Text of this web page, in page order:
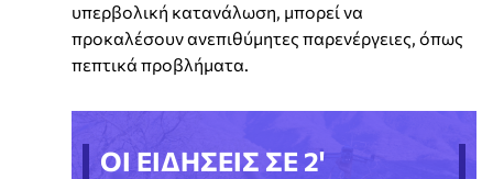
υπερβολική κατανάλωση, μπορεί να
προκαλέσουν ανεπιθύμητες παρενέργειες, όπως
πεπτικά προβλήματα.
ΟΙ ΕΙΔΗΣΕΙΣ ΣΕ 2'